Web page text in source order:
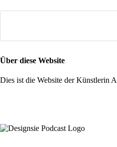
Über diese Website
Dies ist die Website der Künstlerin